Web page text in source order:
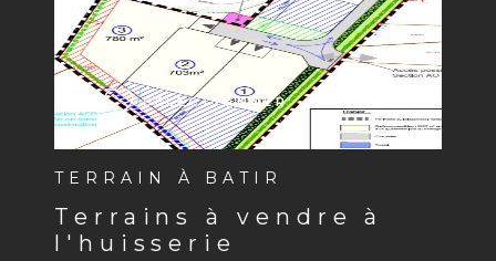
TERRAIN À BATIR
terrains à vendre à
l'huisserie
SÉLECTIONNER
VOIR LE BIEN